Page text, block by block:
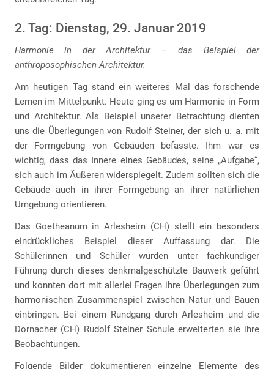
2. Tag: Dienstag, 29. Januar 2019
Harmonie in der Architektur – das Beispiel der
anthroposophischen Architektur.
Am heutigen Tag stand ein weiteres Mal das forschende
Lernen im Mittelpunkt. Heute ging es um Harmonie in Form
und Architektur. Als Beispiel unserer Betrachtung dienten
uns die Überlegungen von Rudolf Steiner, der sich u. a. mit
der Formgebung von Gebäuden befasste. Ihm war es
wichtig, dass das Innere eines Gebäudes, seine „Aufgabe“,
sich auch im Äußeren widerspiegelt. Zudem sollten sich die
Gebäude auch in ihrer Formgebung an ihrer natürlichen
Umgebung orientieren.
Das Goetheanum in Arlesheim (CH) stellt ein besonders
eindrückliches Beispiel dieser Auffassung dar. Die
Schülerinnen und Schüler wurden unter fachkundiger
Führung durch dieses denkmalgeschützte Bauwerk geführt
und konnten dort mit allerlei Fragen ihre Überlegungen zum
harmonischen Zusammenspiel zwischen Natur und Bauen
einbringen. Bei einem Rundgang durch Arlesheim und die
Dornacher (CH) Rudolf Steiner Schule erweiterten sie ihre
Beobachtungen.
Folgende Bilder dokumentieren einzelne Elemente des